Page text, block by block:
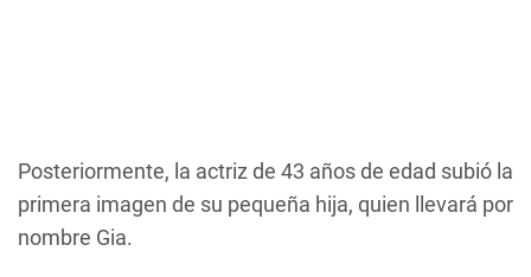
Posteriormente, la actriz de 43 años de edad subió la
primera imagen de su pequeña hija, quien llevará por
nombre Gia.